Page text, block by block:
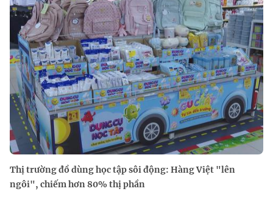
Thị trường đồ dùng học tập sôi động: Hàng Việt "lên
ngôi", chiếm hơn 80% thị phần